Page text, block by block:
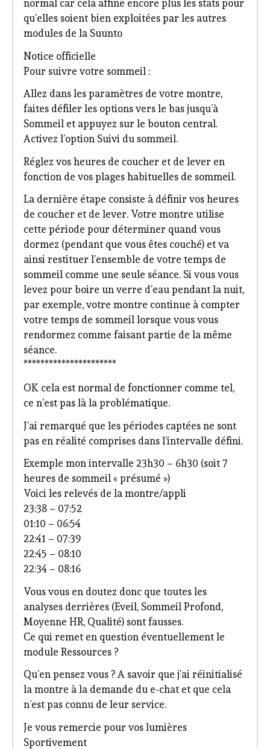
normal car cela affine encore plus les stats pour
qu’elles soient bien exploitées par les autres
modules de la Suunto
Notice officielle
Pour suivre votre sommeil :
Allez dans les paramètres de votre montre,
faites défiler les options vers le bas jusqu’à
Sommeil et appuyez sur le bouton central.
Activez l’option Suivi du sommeil.
Réglez vos heures de coucher et de lever en
fonction de vos plages habituelles de sommeil.
La dernière étape consiste à définir vos heures
de coucher et de lever. Votre montre utilise
cette période pour déterminer quand vous
dormez (pendant que vous êtes couché) et va
ainsi restituer l’ensemble de votre temps de
sommeil comme une seule séance. Si vous vous
levez pour boire un verre d’eau pendant la nuit,
par exemple, votre montre continue à compter
votre temps de sommeil lorsque vous vous
rendormez comme faisant partie de la même
séance.
**********************
OK cela est normal de fonctionner comme tel,
ce n’est pas là la problématique.
J’ai remarqué que les périodes captées ne sont
pas en réalité comprises dans l’intervalle défini.
Exemple mon intervalle 23h30 – 6h30 (soit 7
heures de sommeil « présumé »)
Voici les relevés de la montre/appli
23:38 – 07:52
01:10 – 06:54
22:41 – 07:39
22:45 – 08:10
22:34 – 08:16
Vous vous en doutez donc que toutes les
analyses derrières (Eveil, Sommeil Profond,
Moyenne HR, Qualité) sont fausses.
Ce qui remet en question éventuellement le
module Ressources ?
Qu’en pensez vous ? A savoir que j’ai réinitialisé
la montre à la demande du e-chat et que cela
n’est pas connu de leur service.
Je vous remercie pour vos lumières
Sportivement